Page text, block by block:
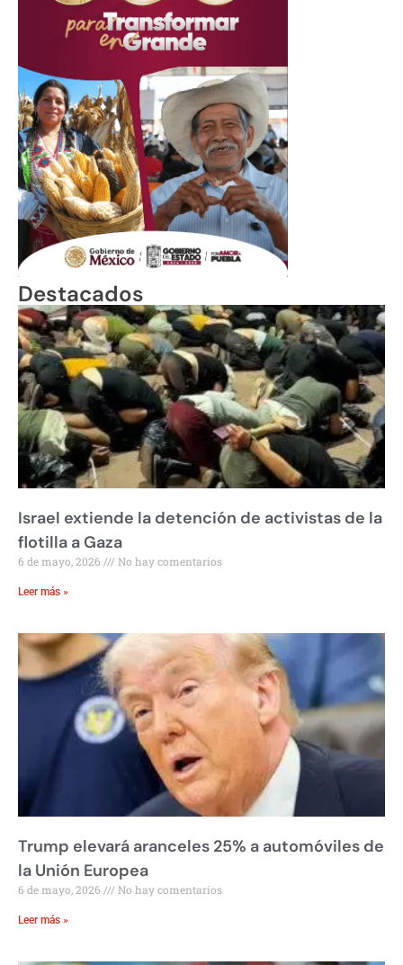
Destacados
Israel extiende la detención de activistas de la
flotilla a Gaza
6 de mayo, 2026 No hay comentarios
Leer más »
Trump elevará aranceles 25% a automóviles de
la Unión Europea
6 de mayo, 2026 No hay comentarios
Leer más »